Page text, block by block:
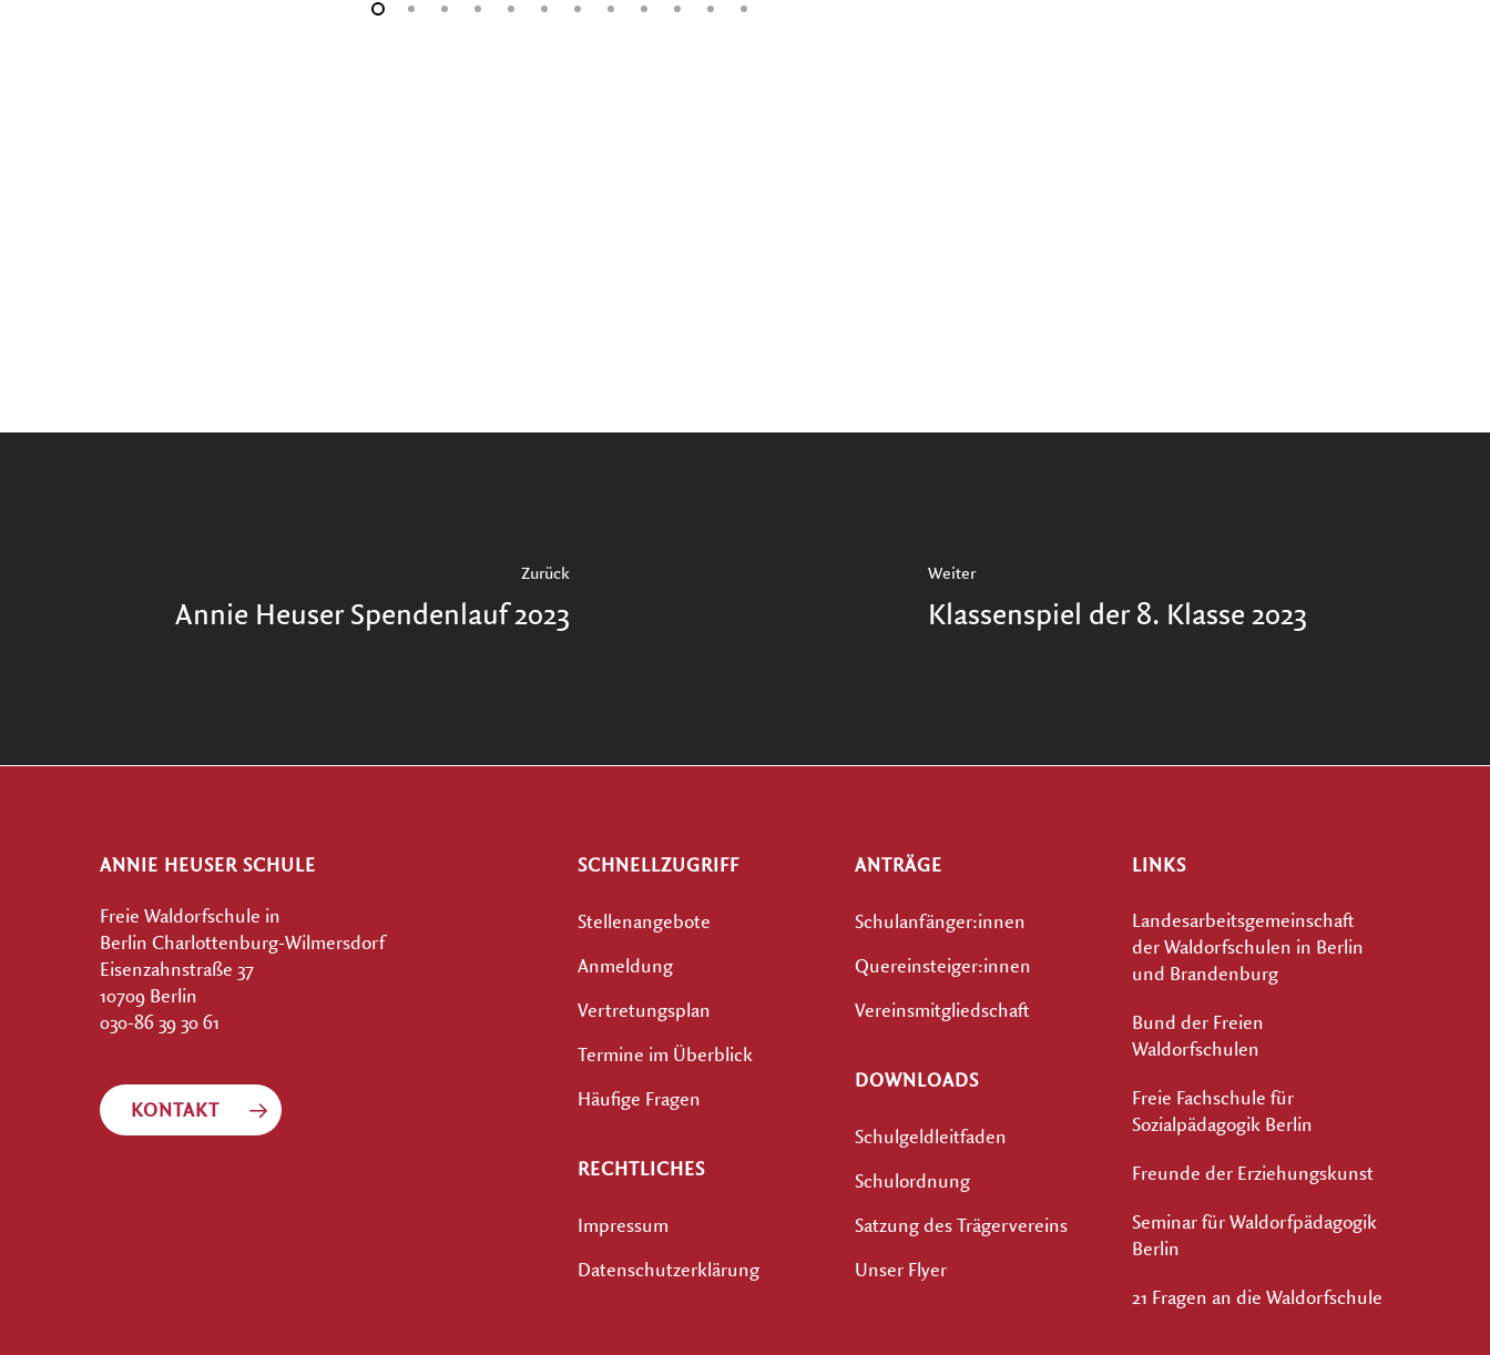
Zurück
Annie Heuser Spendenlauf 2023
Weiter
Klassenspiel der 8. Klasse 2023
ANNIE HEUSER SCHULE
Freie Waldorfschule in
Berlin Charlottenburg-Wilmersdorf
Eisenzahnstraße 37
10709 Berlin
030-86 39 30 61
KONTAKT
SCHNELLZUGRIFF
Stellenangebote
Anmeldung
Vertretungsplan
Termine im Überblick
Häufige Fragen
RECHTLICHES
Impressum
Datenschutzerklärung
ANTRÄGE
Schulanfänger:innen
Quereinsteiger:innen
Vereinsmitgliedschaft
DOWNLOADS
Schulgeldleitfaden
Schulordnung
Satzung des Trägervereins
Unser Flyer
LINKS
Landesarbeitsgemeinschaft
der Waldorfschulen in Berlin
und Brandenburg
Bund der Freien
Waldorfschulen
Freie Fachschule für
Sozialpädagogik Berlin
Freunde der Erziehungskunst
Seminar für Waldorfpädagogik
Berlin
21 Fragen an die Waldorfschule